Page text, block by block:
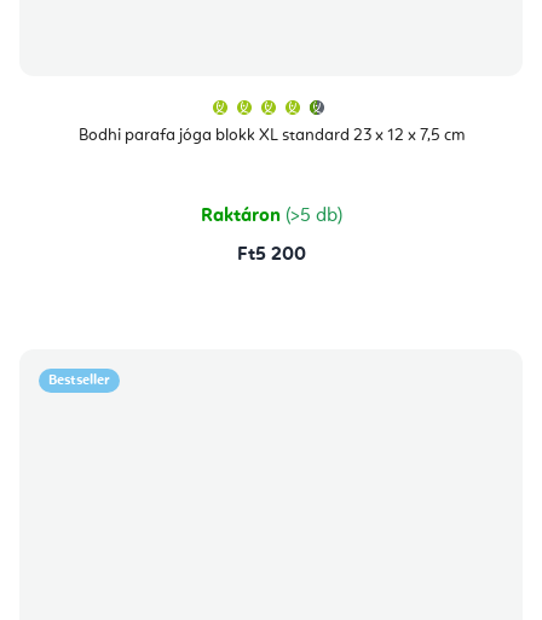
Bodhi parafa jóga blokk XL standard 23 x 12 x 7,5 cm
átlagos
értékelése
csillag.
Raktáron (>5 db)
Ft5 200
Bestseller